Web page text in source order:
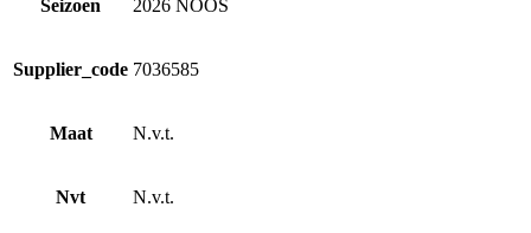
Seizoen 2026 NOOS
Supplier_code 7036585
Maat N.v.t.
Nvt N.v.t.